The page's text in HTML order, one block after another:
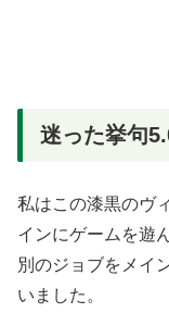
迷った挙句
私はこの漆黒のヴ
インにゲームを遊
別のジョブをメイ
いました。